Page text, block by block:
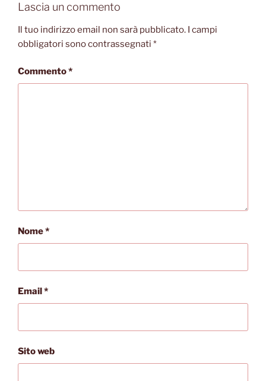
Lascia un commento
Il tuo indirizzo email non sarà pubblicato. I campi
obbligatori sono contrassegnati *
Commento*
Nome*
Email*
Sito web